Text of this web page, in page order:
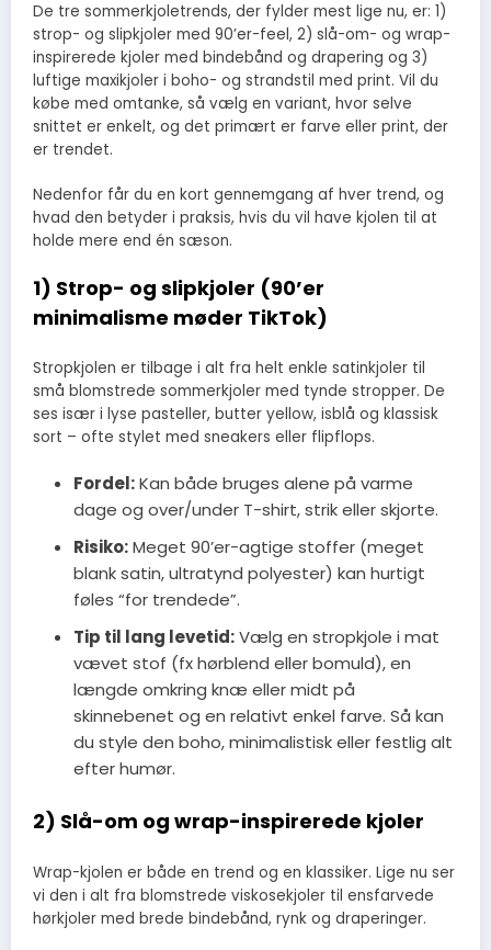
De tre sommerkjoletrends, der fylder mest lige nu, er: 1)
strop- og slipkjoler med 90’er-feel, 2) slå-om- og wrap-
inspirerede kjoler med bindebånd og drapering og 3)
luftige maxikjoler i boho- og strandstil med print. Vil du
købe med omtanke, så vælg en variant, hvor selve
snittet er enkelt, og det primært er farve eller print, der
er trendet.
Nedenfor får du en kort gennemgang af hver trend, og
hvad den betyder i praksis, hvis du vil have kjolen til at
holde mere end én sæson.
1) Strop- og slipkjoler (90’er
minimalisme møder TikTok)
Stropkjolen er tilbage i alt fra helt enkle satinkjoler til
små blomstrede sommerkjoler med tynde stropper. De
ses især i lyse pasteller, butter yellow, isblå og klassisk
sort – ofte stylet med sneakers eller flipflops.
Fordel:Kan både bruges alene på varme
dage og over/under T-shirt, strik eller skjorte.
Risiko:Meget 90’er-agtige stoffer (meget
blank satin, ultratynd polyester) kan hurtigt
føles “for trendede”.
Tip til lang levetid:Vælg en stropkjole i mat
vævet stof (fx hørblend eller bomuld), en
længde omkring knæ eller midt på
skinnebenet og en relativt enkel farve. Så kan
du style den boho, minimalistisk eller festlig alt
efter humør.
2) Slå-om og wrap-inspirerede kjoler
Wrap-kjolen er både en trend og en klassiker. Lige nu ser
vi den i alt fra blomstrede viskosekjoler til ensfarvede
hørkjoler med brede bindebånd, rynk og draperinger.